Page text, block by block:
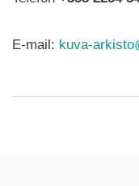
E-mail: kuva-